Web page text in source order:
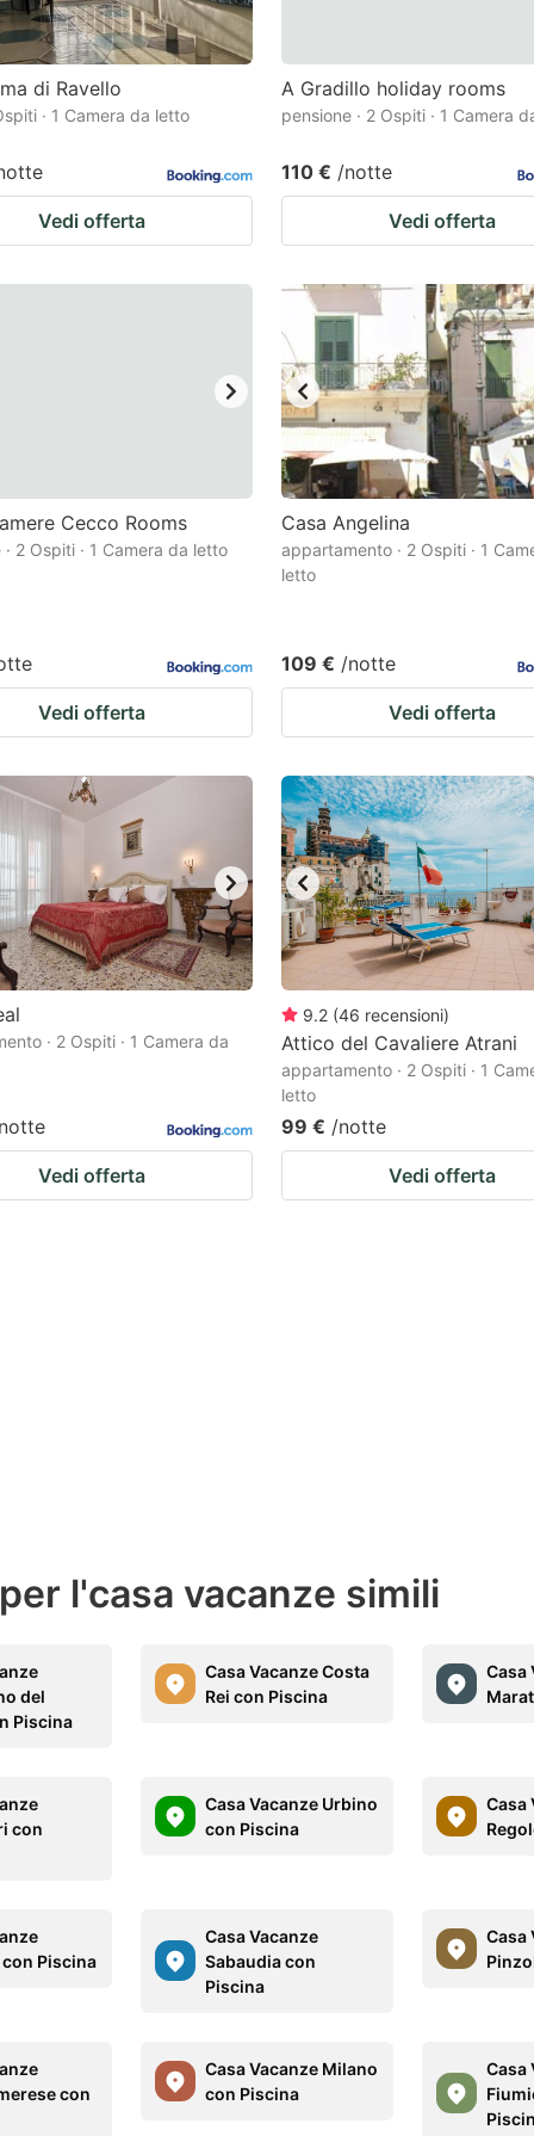
di Ravello
· 1 Camera da letto
Vedi offerta
A Gradillo holiday rooms
pensione · 2 Ospiti · 1 Camera
110 € /notte
Vedi offerta
Cecco Rooms
2 Ospiti · 1 Camera da letto
Vedi offerta
Casa Angelina
appartamento · 2 Ospiti · 1
letto
109 € /notte
Vedi offerta
· 2 Ospiti · 1 Camera da
Vedi offerta
9.2 (46 recensioni)
Attico del Cavaliere Atrani
appartamento · 2 Ospiti · 1
letto
99 € /notte
Vedi offerta
l'casa vacanze simili
del
Piscina
Casa Vacanze Costa
Rei con Piscina
Casa
con
Casa Vacanze Urbino
con Piscina
Casa
Piscina
Casa Vacanze
Sabaudia con
Piscina
Casa
con
Casa Vacanze Milano
con Piscina
Casa